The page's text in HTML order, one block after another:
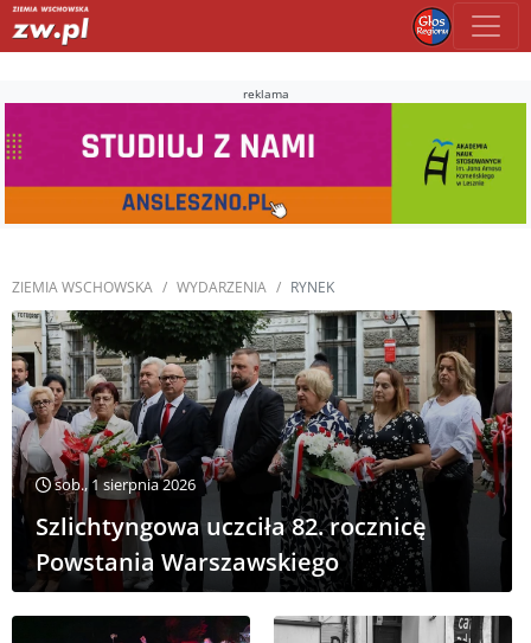
reklama
ZIEMIA WSCHOWSKA WYDARZENIA RYNEK
sob., 1 sierpnia 2026
Szlichtyngowa uczciła 82. rocznicę
Powstania Warszawskiego